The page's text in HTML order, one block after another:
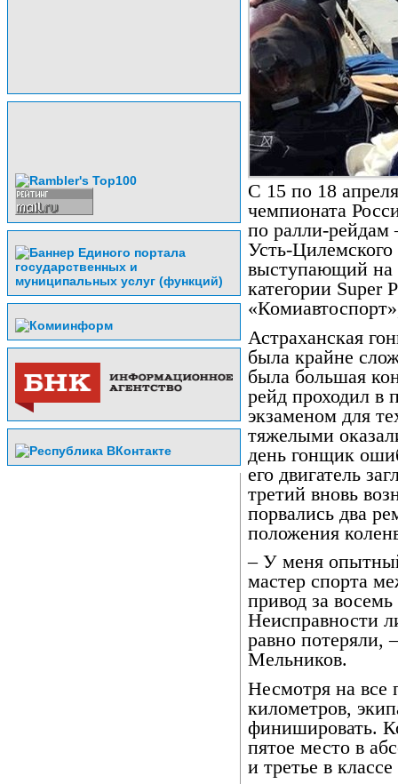
С 15 по 18
чемпионата
по ралли-рейдам
Усть-
выступающий на
категории Super
Астраханская
была крайне
была большая
рейд проходил в
экзаменом для
тяжелыми
день гонщик
его двигатель
третий вновь
порвались два
положения
– У меня
мастер спорта
привод за
Неисправности
равно потеряли,
Мельников.
Несмотря на все
километров,
финишировать.
пятое место в
и третье в